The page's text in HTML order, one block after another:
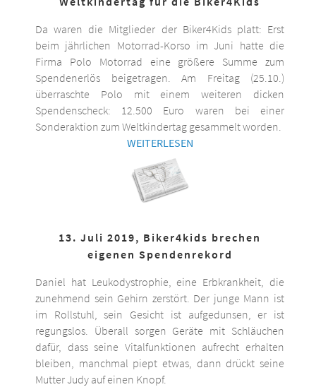
Da waren die Mitglieder der Biker4Kids platt: Erst
beim jährlichen Motorrad-Korso im Juni hatte die
Firma Polo Motorrad eine größere Summe zum
Spendenerlös beigetragen. Am Freitag (25.10.)
überraschte Polo mit einem weiteren dicken
Spendenscheck: 12.500 Euro waren bei einer
Sonderaktion zum Weltkindertag gesammelt worden.
WEITERLESEN
13. Juli 2019, Biker4kids brechen
eigenen Spendenrekord
Daniel hat Leukodystrophie, eine Erbkrankheit, die
zunehmend sein Gehirn zerstört. Der junge Mann ist
im Rollstuhl, sein Gesicht ist aufgedunsen, er ist
regungslos. Überall sorgen Geräte mit Schläuchen
dafür, dass seine Vitalfunktionen aufrecht erhalten
bleiben, manchmal piept etwas, dann drückt seine
Mutter Judy auf einen Knopf.